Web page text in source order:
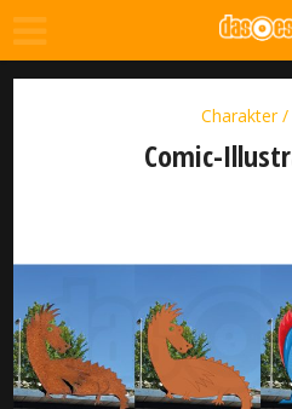
Charakter
Comic-